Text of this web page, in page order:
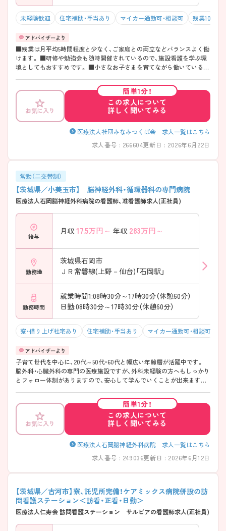
未経験歓迎 住宅補助・手当あり マイカー通勤可・相談可 残業10h以下
■残業は月平均5時間程度と少なく、ご家庭との両立などバランスよく働
けます。 ■研修や勉強会も随時開催されているので、施設看護を学ぶ環
境としてもおすすめです。 ■小さなお子さまを育てながら働いている方
お気に入り
簡単1分！
この求人について
詳しく聞いてみる
医療法人社団みなみつくば会 求人一覧はこちら
求人番号 : 266604更新日 : 2026年6月22日
常勤（二交替制）
【茨城県／小美玉市】 脳神経外科・循環器科の専門病院
医療法人石岡脳神経外科病院の看護師、准看護師求人(正社員)
給与
月収 17.5万円～ 年収 283万円～
勤務地
茨城県石岡市
ＪＲ常磐線(上野－仙台)「石岡駅」
勤務時間
就業時間1:08時30分～17時30分（休憩60分）
日勤:08時30分～17時30分（休憩60分）
寮・借り上げ社宅あり 住宅補助・手当あり マイカー通勤可・相談可
子育て世代を中心に、20代～50代・60代と幅広い年齢層が活躍中です。
脳外科・心臓外科の専門の医療施設ですが、外科未経験の方へもしっかり
とフォロー体制がありますので、安心して学んでいくことが出来ます。
お気に入り
簡単1分！
この求人について
詳しく聞いてみる
医療法人石岡脳神経外科病院 求人一覧はこちら
求人番号 : 249036更新日 : 2026年6月12日
【茨城県／古河市】寮、託児所完備！ケアミックス病院併設の訪
問看護ステーション＜訪看・正看・日勤＞
医療法人仁寿会 訪問看護ステーション サルビアの看護師求人(正社員)